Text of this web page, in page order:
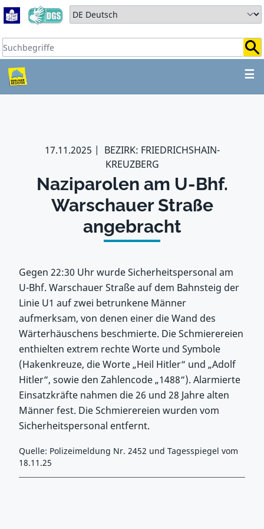
Zum Hauptbereich springen
Zum Hauptmenü springen
Sprache auswählen:
Suchbegriffe:
☰
ZUM HAUPTBEREICH
17.11.2025
BEZIRK: FRIEDRICHSHAIN-
KREUZBERG
Naziparolen am U-Bhf.
Warschauer Straße
angebracht
Gegen 22:30 Uhr wurde Sicherheitspersonal am
U-Bhf. Warschauer Straße auf dem Bahnsteig der
Linie U1 auf zwei betrunkene Männer
aufmerksam, von denen einer die Wand des
Wärterhäuschens beschmierte. Die Schmierereien
enthielten extrem rechte Worte und Symbole
(Hakenkreuze, die Worte „Heil Hitler“ und „Adolf
Hitler“, sowie den Zahlencode „1488“). Alarmierte
Einsatzkräfte nahmen die 26 und 28 Jahre alten
Männer fest. Die Schmierereien wurden vom
Sicherheitspersonal entfernt.
Quelle: Polizeimeldung Nr. 2452 und Tagesspiegel vom
18.11.25